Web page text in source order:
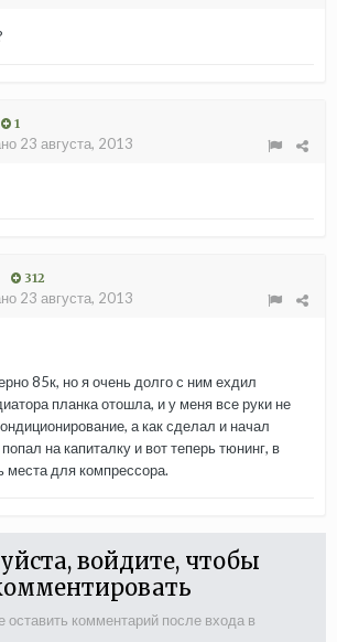
1
23 августа, 2013
312
23 августа, 2013
85к, но я очень долго с ним ехдил
планка отошла, и у меня все руки не
а как сделал и начал
на капиталку и вот теперь тюнинг, в
места для компрессора.
войдите, чтобы
комментарий после входа в